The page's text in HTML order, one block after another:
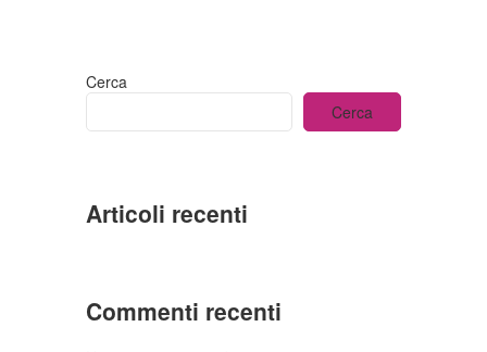
Cerca
Cerca
Articoli recenti
Commenti recenti